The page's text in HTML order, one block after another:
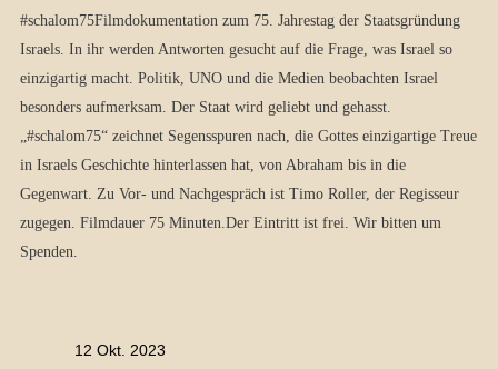
#schalom75Filmdokumentation zum 75. Jahrestag der Staatsgründung
Israels. In ihr werden Antworten gesucht auf die Frage, was Israel so
einzigartig macht. Politik, UNO und die Medien beobachten Israel
besonders aufmerksam. Der Staat wird geliebt und gehasst.
„#schalom75“ zeichnet Segensspuren nach, die Gottes einzigartige Treue
in Israels Geschichte hinterlassen hat, von Abraham bis in die
Gegenwart. Zu Vor- und Nachgespräch ist Timo Roller, der Regisseur
zugegen. Filmdauer 75 Minuten.Der Eintritt ist frei. Wir bitten um
Spenden.
12 Okt. 2023